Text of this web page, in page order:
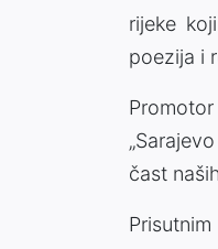
rijeke
poezija i
čast